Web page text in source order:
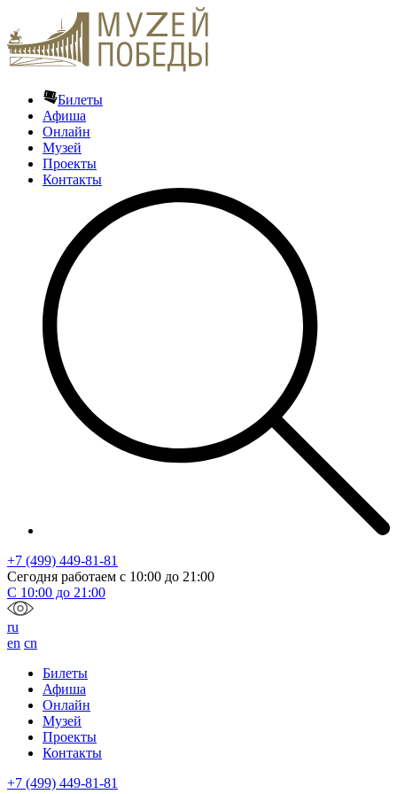
Билеты
Афиша
Онлайн
Музей
Проекты
Контакты
+7 (499) 449-81-81
Сегодня работаем с 10:00 до 21:00
С 10:00 до 21:00
ru
en cn
Билеты
Афиша
Онлайн
Музей
Проекты
Контакты
+7 (499) 449-81-81